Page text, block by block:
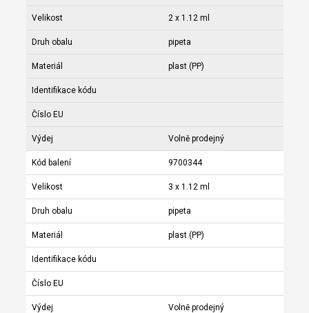
Velikost 2 x 1.12 ml
Druh obalu pipeta
Materiál plast (PP)
Identifikace kódu
Číslo EU
Výdej Volně prodejný
Kód balení 9700344
Velikost 3 x 1.12 ml
Druh obalu pipeta
Materiál plast (PP)
Identifikace kódu
Číslo EU
Výdej Volně prodejný